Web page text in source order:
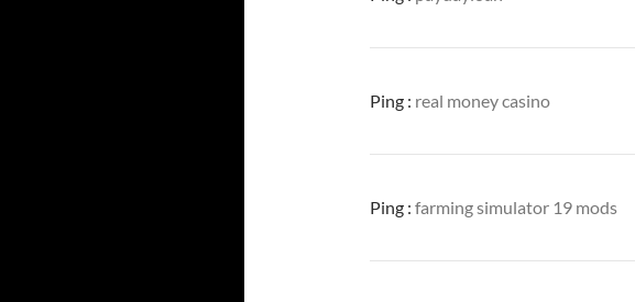
Ping : real money casino
Ping : farming simulator 19 mods